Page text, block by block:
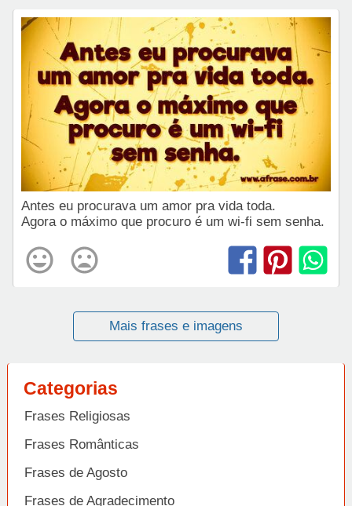
Antes eu procurava um amor pra vida toda.
Agora o máximo que procuro é um wi-fi sem senha.
Mais frases e imagens
Categorias
Frases Religiosas
Frases Românticas
Frases de Agosto
Frases de Agradecimento